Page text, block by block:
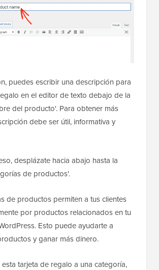
puedes escribir una descripción para
en el editor de texto debajo de la
del producto'. Para obtener más
debe ser útil, informativa y
desplázate hacia abajo hasta la
de productos'.
de productos permiten a tus clientes
por productos relacionados en tu
Esto puede ayudarte a
y ganar más dinero.
tarjeta de regalo a una categoría,